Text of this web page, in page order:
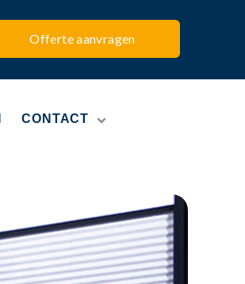
Offerte aanvragen
CONTACT